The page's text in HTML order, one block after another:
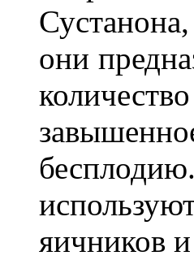
они
яичников